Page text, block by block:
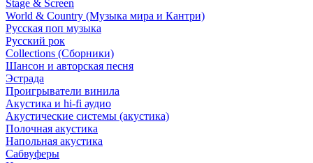
Stage & Screen
World & Country (Музыка мира и Кантри)
Русская поп музыка
Русский рок
Сollections (Сборники)
Шансон и авторская песня
Эстрада
Проигрыватели винила
Акустика и hi-fi аудио
Акустические системы (акустика)
Полочная акустика
Напольная акустика
Сабвуферы